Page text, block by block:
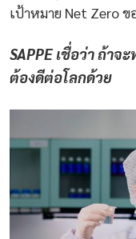
เป้าหมาย Net Zero
SAPPE เชื่อว่า ถ้า
ต้องดีต่อโลกด้วย